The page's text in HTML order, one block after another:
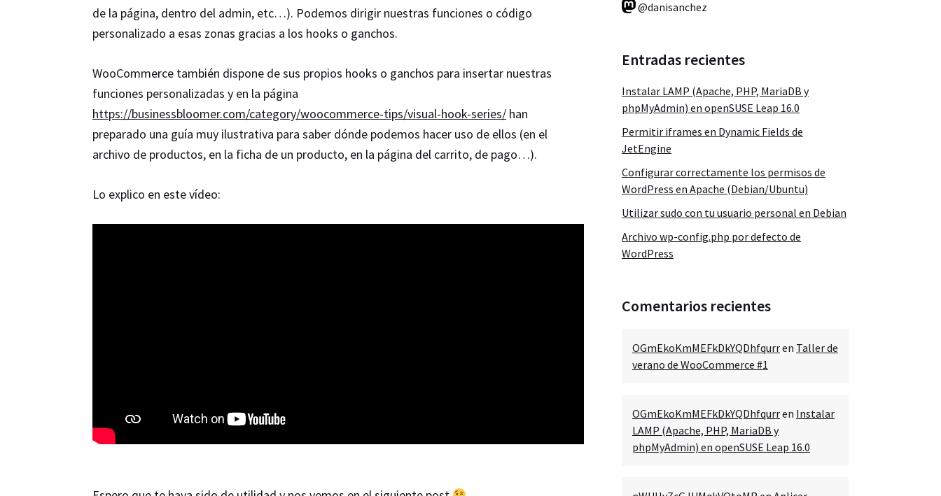
de la página, dentro del admin, etc…). Podemos dirigir nuestras funciones o código
personalizado a esas zonas gracias a los hooks o ganchos.
WooCommerce también dispone de sus propios hooks o ganchos para insertar nuestras
funciones personalizadas y en la página
https://businessbloomer.com/category/woocommerce-tips/visual-hook-series/ han
preparado una guía muy ilustrativa para saber dónde podemos hacer uso de ellos (en el
archivo de productos, en la ficha de un producto, en la página del carrito, de pago…).
Lo explico en este vídeo:
@danisanchez
Entradas recientes
Instalar LAMP (Apache, PHP, MariaDB y
phpMyAdmin) en openSUSE Leap 16.0
Permitir iframes en Dynamic Fields de
JetEngine
Configurar correctamente los permisos de
WordPress en Apache (Debian/Ubuntu)
Utilizar sudo con tu usuario personal en Debian
Archivo wp-config.php por defecto de
WordPress
Comentarios recientes
OGmEkoKmMEFkDkYQDhfqurren Taller de
verano de WooCommerce #1
OGmEkoKmMEFkDkYQDhfqurren Instalar
LAMP (Apache, PHP, MariaDB y
phpMyAdmin) en openSUSE Leap 16.0